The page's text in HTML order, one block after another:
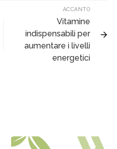
ACCANTO
Vitamine
indispensabili per
aumentare i livelli
energetici